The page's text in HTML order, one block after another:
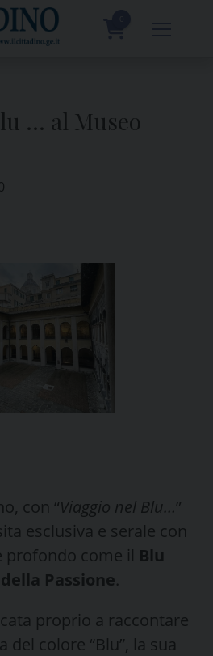
… al Museo
con “Viaggio nel Blu…”
esclusiva e serale con
profondo come il Blu
Passione.
proprio a raccontare
del colore “Blu”, la sua